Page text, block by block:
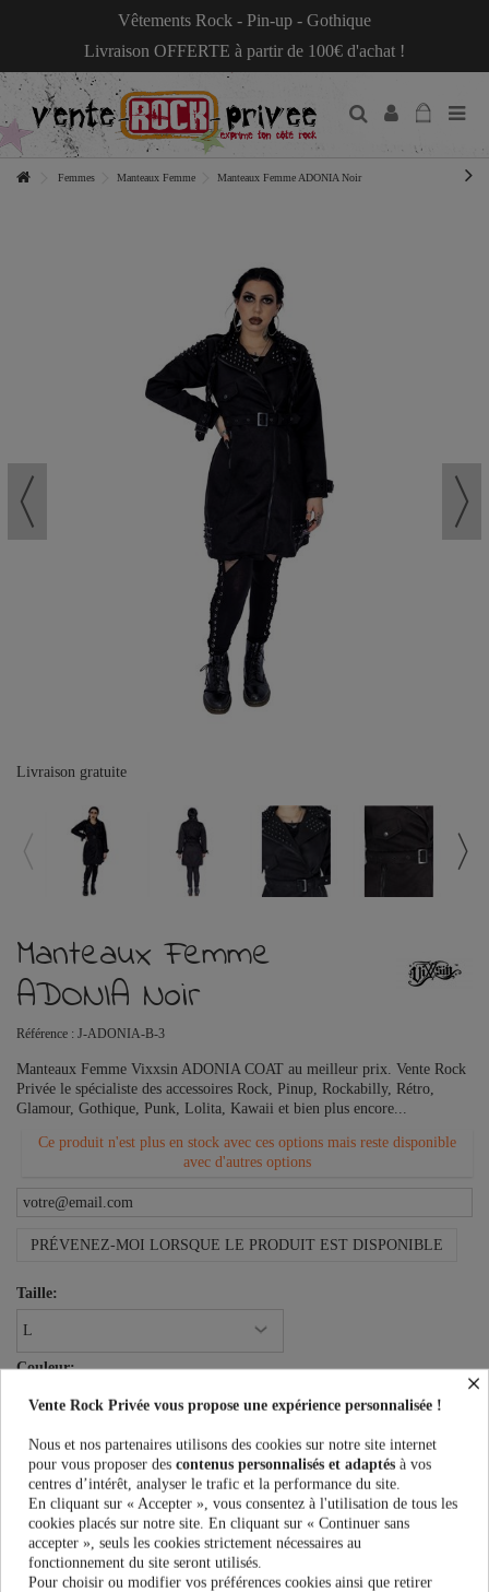
Vêtements Rock - Pin-up - Gothique
Livraison OFFERTE à partir de 100€ d'achat !
Femmes Manteaux Femme Manteaux Femme ADONIA Noir
Livraison gratuite
Manteaux Femme
ADONIA Noir
Référence : J-ADONIA-B-3
Manteaux Femme Vixxsin ADONIA COAT au meilleur prix. Vente Rock
Privée le spécialiste des accessoires Rock, Pinup, Rockabilly, Rétro,
Glamour, Gothique, Punk, Lolita, Kawaii et bien plus encore...
Ce produit n'est plus en stock avec ces options mais reste disponible
avec d'autres options
PRÉVENEZ-MOI LORSQUE LE PRODUIT EST DISPONIBLE
Taille:
Couleur:
101,99 €
×
Vente Rock Privée vous propose une expérience personnalisée !
Nous et nos partenaires utilisons des cookies sur notre site internet
pour vous proposer des contenus personnalisés et adaptés à vos
centres d’intérêt, analyser le trafic et la performance du site.
En cliquant sur « Accepter », vous consentez à l'utilisation de tous les
cookies placés sur notre site. En cliquant sur « Continuer sans
accepter », seuls les cookies strictement nécessaires au
fonctionnement du site seront utilisés.
Pour choisir ou modifier vos préférences cookies ainsi que retirer